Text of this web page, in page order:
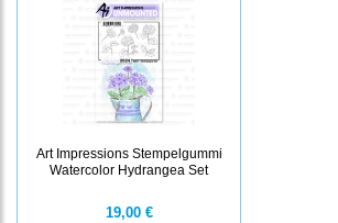
Art Impressions Stempelgummi
Watercolor Hydrangea Set
19,00 €